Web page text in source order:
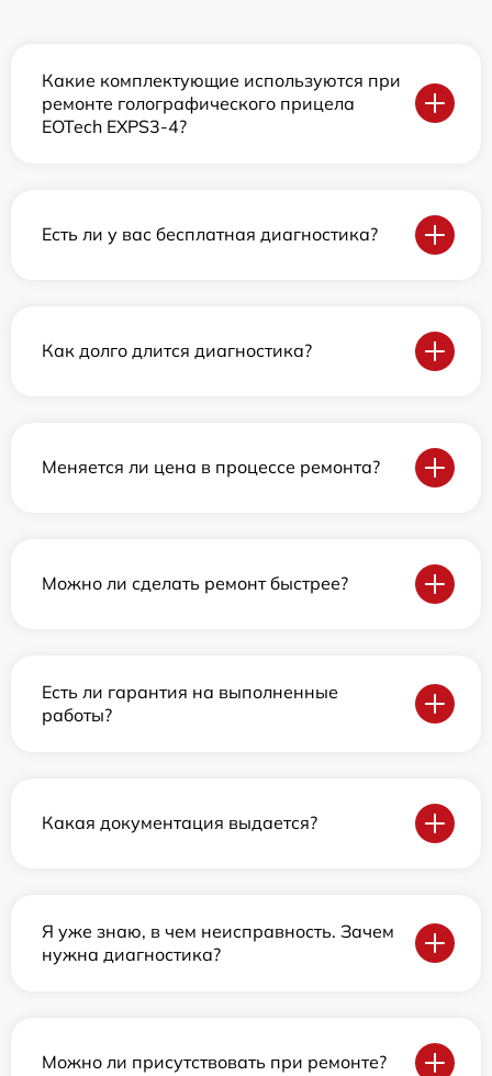
Какие комплектующие используются при
ремонте голографического прицела
EOTech EXPS3-4?
Есть ли у вас бесплатная диагностика?
Как долго длится диагностика?
Меняется ли цена в процессе ремонта?
Можно ли сделать ремонт быстрее?
Есть ли гарантия на выполненные
работы?
Какая документация выдается?
Я уже знаю, в чем неисправность. Зачем
нужна диагностика?
Можно ли присутствовать при ремонте?